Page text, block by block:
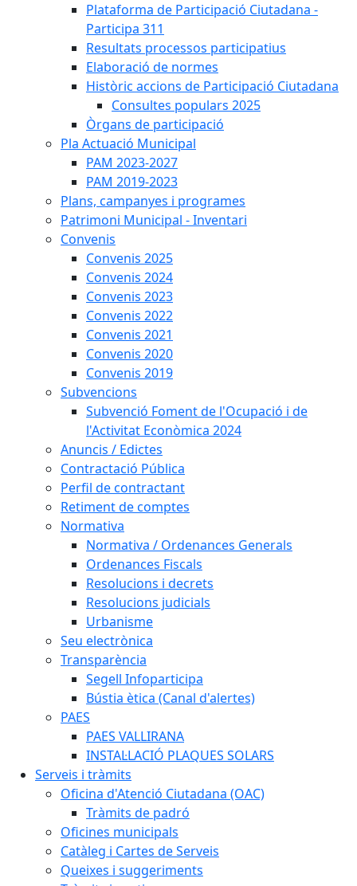
Plataforma de Participació Ciutadana -
Participa 311
Resultats processos participatius
Elaboració de normes
Històric accions de Participació Ciutadana
Consultes populars 2025
Òrgans de participació
Pla Actuació Municipal
PAM 2023-2027
PAM 2019-2023
Plans, campanyes i programes
Patrimoni Municipal - Inventari
Convenis
Convenis 2025
Convenis 2024
Convenis 2023
Convenis 2022
Convenis 2021
Convenis 2020
Convenis 2019
Subvencions
Subvenció Foment de l'Ocupació i de
l'Activitat Econòmica 2024
Anuncis / Edictes
Contractació Pública
Perfil de contractant
Retiment de comptes
Normativa
Normativa / Ordenances Generals
Ordenances Fiscals
Resolucions i decrets
Resolucions judicials
Urbanisme
Seu electrònica
Transparència
Segell Infoparticipa
Bústia ètica (Canal d'alertes)
PAES
PAES VALLIRANA
INSTAL·LACIÓ PLAQUES SOLARS
Serveis i tràmits
Oficina d'Atenció Ciutadana (OAC)
Tràmits de padró
Oficines municipals
Catàleg i Cartes de Serveis
Queixes i suggeriments